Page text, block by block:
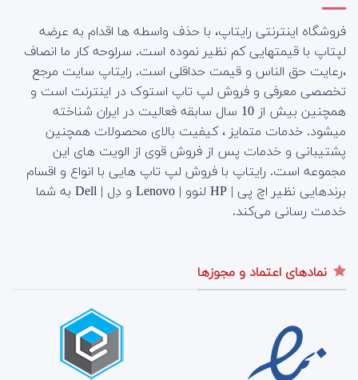
فروشگاه اینترنتی رایتاپ، با حذف واسطه ها اقدام به عرضه
لپتاپ با قیمتهایی کم نظیر نموده است. سرلوحه کار ما انصاف
،رعایت حق الناس و قیمت حداقلی است. رایتاپ سایت مرجع
تخصصی معرفی و فروش لپ تاپ استوک در اینترنت است و
همچنین بیش از 10 سال سابقه فعالیت در ایران شناخته
میشود. خدمات متمایز ، کیفیت بالای محصولات همچنین
پشتیبانی و خدمات پس از فروش قوی از الویت های این
مجموعه است. رایتاپ با فروش لپ تاپ هایی با انواع و اقسام
برندهایی نظیر اچ پی | HP لنوو | Lenovo و دِل | Dell به شما
خدمت رسانی می‌کند.
نمادهای اعتماد و مجوزها